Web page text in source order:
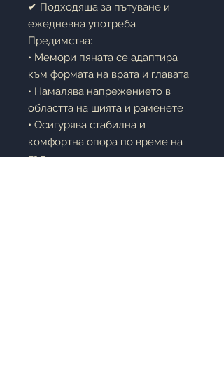
✔ Подходяща за пътуване и
ежедневна употреба
Предимства:
• Мемори пяната се адаптира
към формата на врата и главата
• Намалява напрежението в
областта на шията и раменете
• Осигурява стабилна и
комфортна опора по време на
път